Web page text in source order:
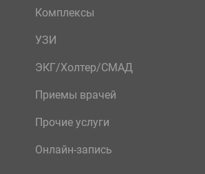
Комплексы
УЗИ
ЭКГ/Холтер/СМАД
Приемы врачей
Прочие услуги
Онлайн-запись